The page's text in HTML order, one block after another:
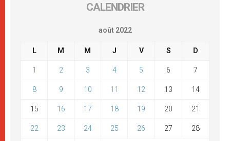
CALENDRIER
août 2022
L M M J V S D
1 2 3 4 5 6 7
8 9 10 11 12 13 14
15 16 17 18 19 20 21
22 23 24 25 26 27 28